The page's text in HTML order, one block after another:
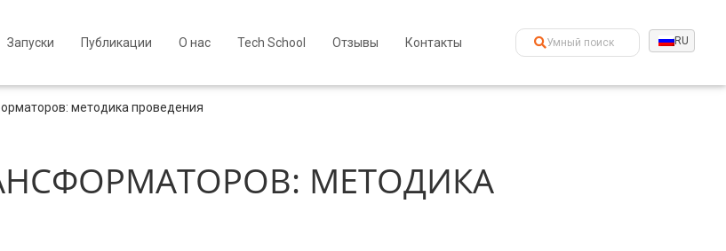
Запуски Публикации О нас Tech School Отзывы Контакты RU
методика проведения
МЕТОДИКА